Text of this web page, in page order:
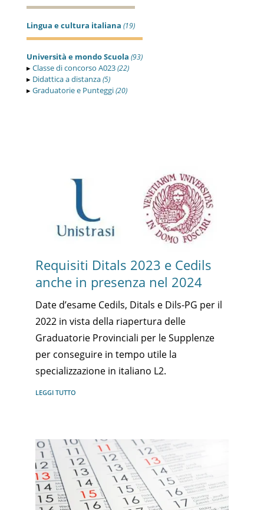
Lingua e cultura italiana (19)
Università e mondo Scuola (93)
▸Classe di concorso A023(22)
▸ Didattica a distanza(5)
▸Graduatorie e Punteggi(20)
Requisiti Ditals 2023 e Cedils
anche in presenza nel 2024
Date d’esame Cedils, Ditals e Dils-PG per il
2022 in vista della riapertura delle
Graduatorie Provinciali per le Supplenze
per conseguire in tempo utile la
specializzazione in italiano L2.
LEGGI TUTTO